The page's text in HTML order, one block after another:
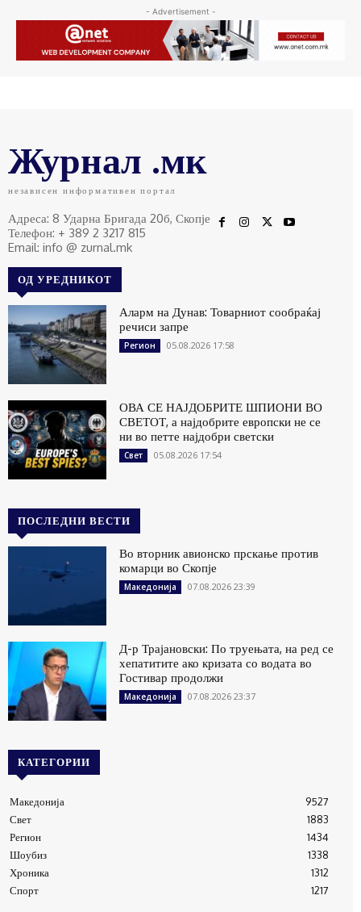
- Advertisement -
Журнал .мк
независен информативен портал
Адреса: 8 Ударна Бригада 20б, Скопје
Телефон: + 389 2 3217 815
Email: info @ zurnal.mk
ОД УРЕДНИКОТ
Аларм на Дунав: Товарниот сообраќај
речиси запре
Регион 05.08.2026 17:58
ОВА СЕ НАЈДОБРИТЕ ШПИОНИ ВО
СВЕТОТ, а најдобрите европски не се
ни во петте најдобри светски
Свет 05.08.2026 17:54
ПОСЛЕДНИ ВЕСТИ
Во вторник авионско прскање против
комарци во Скопје
Македонија 07.08.2026 23:39
Д-р Трајановски: По труењата, на ред се
хепатитите ако кризата со водата во
Гостивар продолжи
Македонија 07.08.2026 23:37
КАТЕГОРИИ
Македонија
9527
Свет
1883
Регион
1434
Шоубиз
1338
Хроника
1312
Спорт
1217